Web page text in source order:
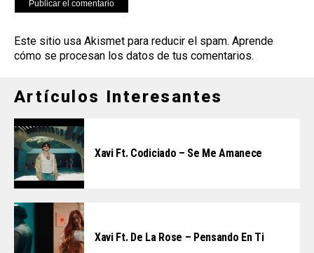
Este sitio usa Akismet para reducir el spam. Aprende
cómo se procesan los datos de tus comentarios.
Artículos Interesantes
Xavi Ft. Codiciado – Se Me Amanece
Xavi Ft. De La Rose – Pensando En Ti